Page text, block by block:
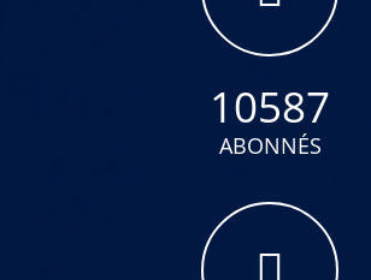
10587
ABONNÉS